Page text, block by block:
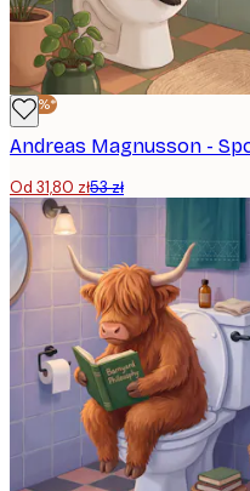
-40%*
Od 31,80 zł53 zł